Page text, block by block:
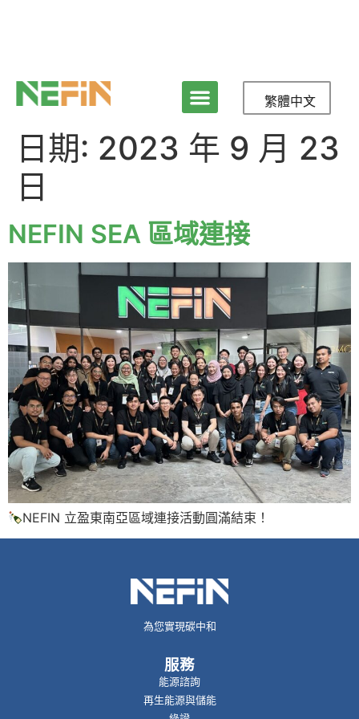
繁體中文
日期: 2023 年 9 月 23
日
NEFIN SEA 區域連接
NEFIN 立盈東南亞區域連接活動圓滿結束！
為您實現碳中和
服務
能源諮詢
再生能源與儲能